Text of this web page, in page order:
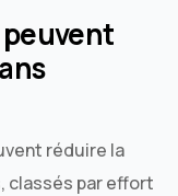
peuvent
réduire la
classés par effort